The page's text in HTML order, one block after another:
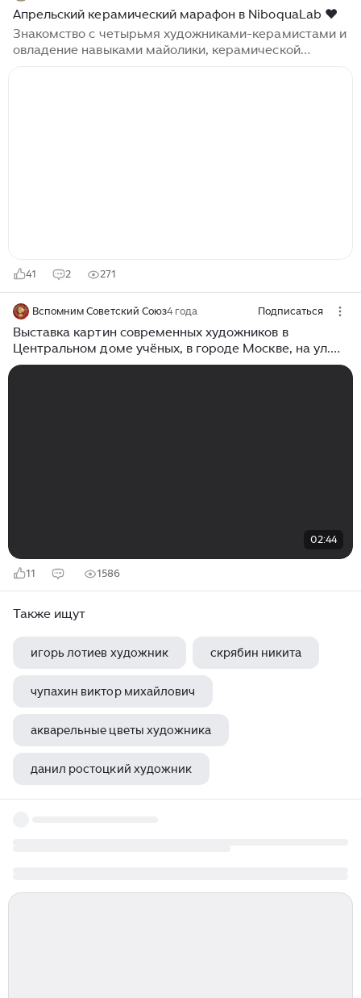
Апрельский керамический марафон в NiboquaLab ❤️
Знакомство с четырьмя художниками-керамистами и
овладение навыками майолики, керамической
41 2 271
Вспомним Советский Союз4 года Подписаться
Выставка картин современных художников в
Центральном доме учёных, в городе Москве, на ул.
Пречистенка
02:44
11 1586
Также ищут
игорь лотиев художник скрябин никита
чупахин виктор михайлович
акварельные цветы художника
данил ростоцкий художник